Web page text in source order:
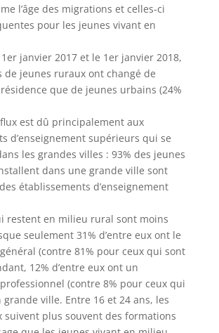
l’âge des migrations et celles-ci
pour les jeunes vivant en
janvier 2017 et le 1er janvier 2018,
de jeunes ruraux ont changé de
que de jeunes urbains (24%
est dû principalement aux
d’enseignement supérieurs qui se
les grandes villes : 93% des jeunes
dans une grande ville sont
établissements d’enseignement
restent en milieu rural sont moins
seulement 31% d’entre eux ont le
(contre 81% pour ceux qui sont
12% d’entre eux ont un
(contre 8% pour ceux qui
ville. Entre 16 et 24 ans, les
suivent plus souvent des formations